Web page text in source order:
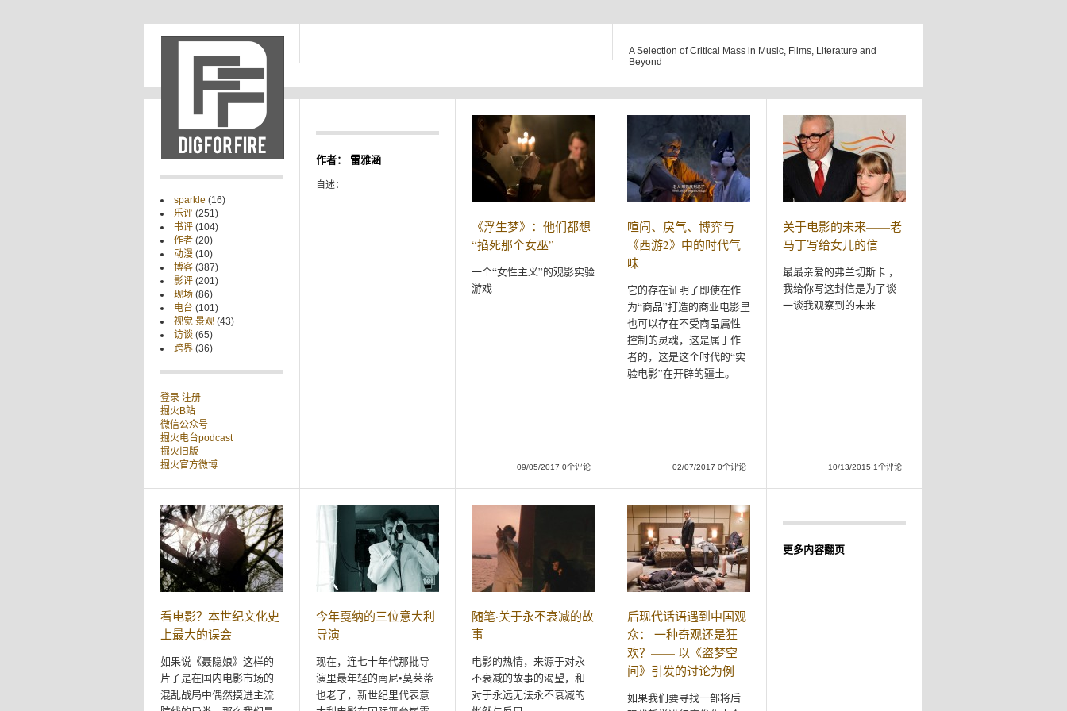
A Selection of Critical Mass in Music, Films, Literature and
Beyond
sparkle (16)
乐评 (251)
书评 (104)
作者 (20)
动漫 (10)
博客 (387)
影评 (201)
现场 (86)
电台 (101)
视觉 景观 (43)
访谈 (65)
跨界 (36)
登录 注册
掘火B站
微信公众号
掘火电台podcast
掘火旧版
掘火官方微博
作者： 雷雅涵
自述：
《浮生梦》：他们都想
“掐死那个女巫”
一个“女性主义”的观影实验
游戏
09/05/2017 0个评论
喧闹、戾气、博弈与
《西游2》中的时代气
味
它的存在证明了即使在作
为“商品”打造的商业电影里
也可以存在不受商品属性
控制的灵魂，这是属于作
者的，这是这个时代的“实
验电影”在开辟的疆土。
02/07/2017 0个评论
关于电影的未来——老
马丁写给女儿的信
最最亲爱的弗兰切斯卡 ，
我给你写这封信是为了谈
一谈我观察到的未来
10/13/2015 1个评论
看电影？本世纪文化史
上最大的误会
如果说《聂隐娘》这样的
片子是在国内电影市场的
混乱战局中偶然摸进主流
今年戛纳的三位意大利
导演
现在，连七十年代那批导
演里最年轻的南尼•莫莱蒂
也老了，新世纪里代表意
随笔·关于永不衰减的故
事
电影的热情，来源于对永
不衰减的故事的渴望，和
对于永远无法永不衰减的
后现代话语遇到中国观
众： 一种奇观还是狂
欢？—— 以《盗梦空
间》引发的讨论为例
如果我们要寻找一部将后
更多内容翻页